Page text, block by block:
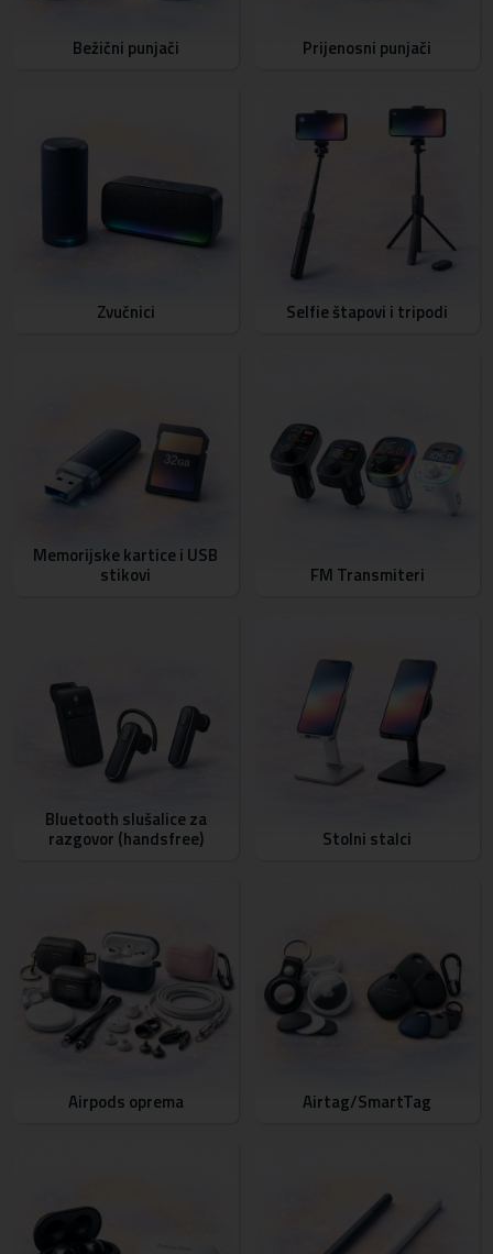
Bežični punjači Prijenosni punjači
Zvučnici Selfie štapovi i tripodi
Memorijske kartice i USB
stikovi FM Transmiteri
Bluetooth slušalice za
razgovor (handsfree) Stolni stalci
Airpods oprema Airtag/SmartTag